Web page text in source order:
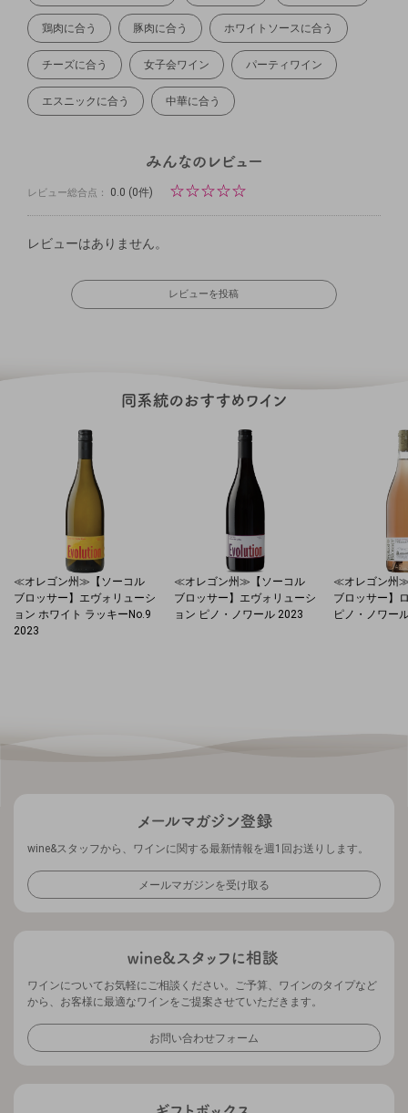
鶏肉に合う 豚肉に合う ホワイトソースに合う
チーズに合う 女子会ワイン パーティワイン
エスニックに合う 中華に合う
レビュー総合点： 0.0 (0件) ☆☆☆☆☆
レビューはありません。
レビューを投稿
≪オレゴン州≫【ソーコル
ブロッサー】エヴォリューシ
ョン ホワイト ラッキーNo.9
2023
≪オレゴン州≫【ソーコル
ブロッサー】エヴォリューシ
ョン ピノ・ノワール 2023
≪オレゴン州
ブロッサー】
ピノ・ノワー
wine&スタッフから、ワインに関する最新情報を週1回お送りします。
メールマガジンを受け取る
ワインについてお気軽にご相談ください。ご予算、ワインのタイプなど
から、お客様に最適なワインをご提案させていただきます。
お問い合わせフォーム